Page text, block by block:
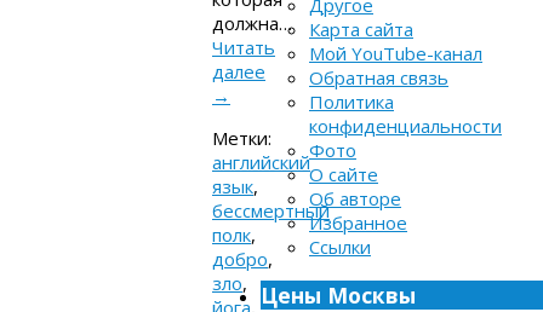
должна…
Читать
далее
→
Метки:
английский
язык,
бессмертный
полк,
добро,
зло,
йога,
Другое
Карта сайта
Мой YouTube-канал
Обратная связь
Политика
конфиденциальности
Фото
О сайте
Об авторе
Избранное
Ссылки
Цены Москвы